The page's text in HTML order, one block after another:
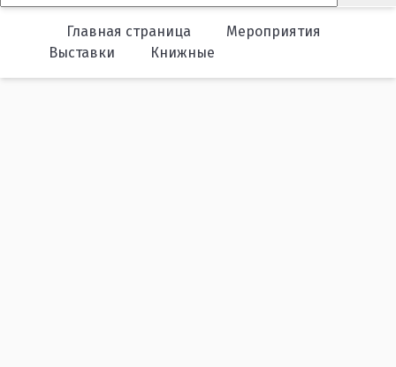
Главная страница
Мероприятия
Выставки
Книжные